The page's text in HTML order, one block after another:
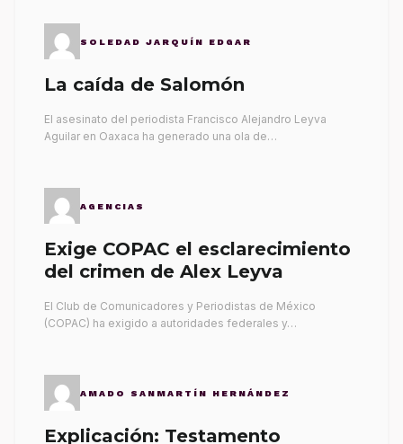
SOLEDAD JARQUÍN EDGAR
La caída de Salomón
El asesinato del periodista Francisco Alejandro Leyva
Aguilar en Oaxaca ha generado una ola de…
AGENCIAS
Exige COPAC el esclarecimiento
del crimen de Alex Leyva
El Club de Comunicadores y Periodistas de México
(COPAC) ha exigido a autoridades federales y…
AMADO SANMARTÍN HERNÁNDEZ
Explicación: Testamento